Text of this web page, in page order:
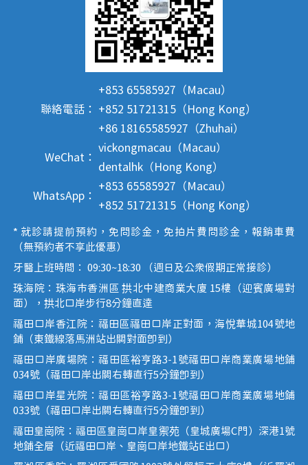
聯絡電話：
+853 65585927（Macau）
+852 51721315（Hong Kong）
+86 18165585927（Zhuhai）
WeChat：
vickongmacau（Macau）
dentalhk（Hong Kong）
WhatsApp：
+853 65585927（Macau）
+852 51721315（Hong Kong）
* 就診請提前預約，免問診金，免拍片費問診金，報銷車費
（無預約者不享此優惠）
牙醫上班時間： 09:30~18:30 （週日及公眾假期正常接診）
珠海院：珠海市香洲區 拱北中建商業大廈 15樓（迎賓廣場對
面），拱北口岸步行8分鐘直達
福田口岸香江院：福田區福田口岸正對面，海悅華城104號地
鋪（東鐵線落馬洲站出關對面即到）
福田口岸廣場院：福田區裕亨路3-1號福田口岸商業廣場地鋪
034號（福田口岸出關右轉直行5分鐘即到）
福田口岸星光院：福田區裕亨路3-1號福田口岸商業廣場地鋪
033號（福田口岸出關右轉直行5分鐘即到）
福田皇崗院：福田區皇崗口岸皇禦苑（皇城廣場C門）深港1號
地鋪全層（近福田口岸、皇崗口岸地鐵站E出口）